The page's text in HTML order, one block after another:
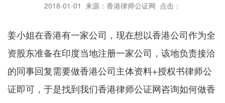
2018-01-01 来源：香港律师公证网 点击：
姜小姐在香港有一家公司，现在想以香港公司作为全
资股东准备在印度当地注册一家公司，该地负责接洽
的同事回复需要做香港公司主体资料+授权书律师公
证即可，于是找到我们香港律师公证网咨询如何做香